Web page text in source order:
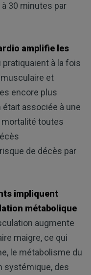
30 minutes par
amplifie les
à la fois
et
encore plus
associée à une
mortalité toutes
de décès par
impliquent
métabolique
augmente
maigre, ce qui
le métabolisme du
systémique, des